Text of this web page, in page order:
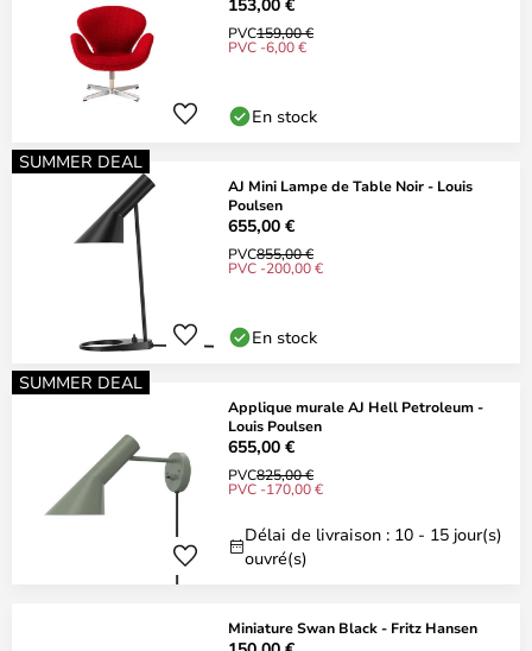
PVC159,00 €
PVC -6,00 €
En stock
SUMMER DEAL
AJ Mini Lampe de Table Noir - Louis
Poulsen
655,00 €
PVC855,00 €
PVC -200,00 €
En stock
SUMMER DEAL
Applique murale AJ Hell Petroleum -
Louis Poulsen
655,00 €
PVC825,00 €
PVC -170,00 €
Délai de livraison : 10 - 15 jour(s)
ouvré(s)
Miniature Swan Black - Fritz Hansen